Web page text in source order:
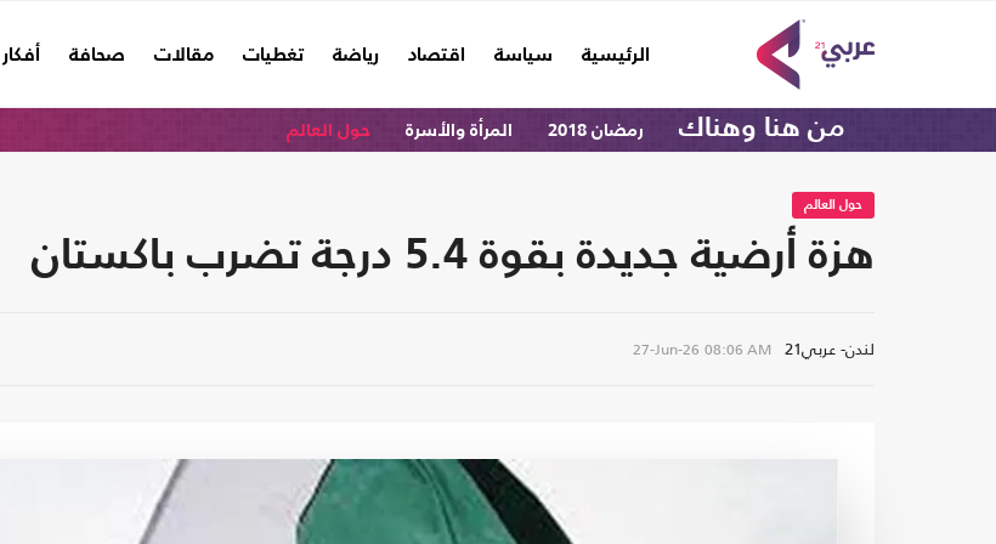
الرئيسية
(current) سياسة اقتصاد رياضة تغطيات مقالات صحافة أفكار
من هنا وهناك رمضان 2018 المرأة والأسرة حول العالم
حول العالم
هزة أرضية جديدة بقوة 5.4 درجة تضرب باكستان
لندن- عربي21 27-Jun-26 08:06 AM